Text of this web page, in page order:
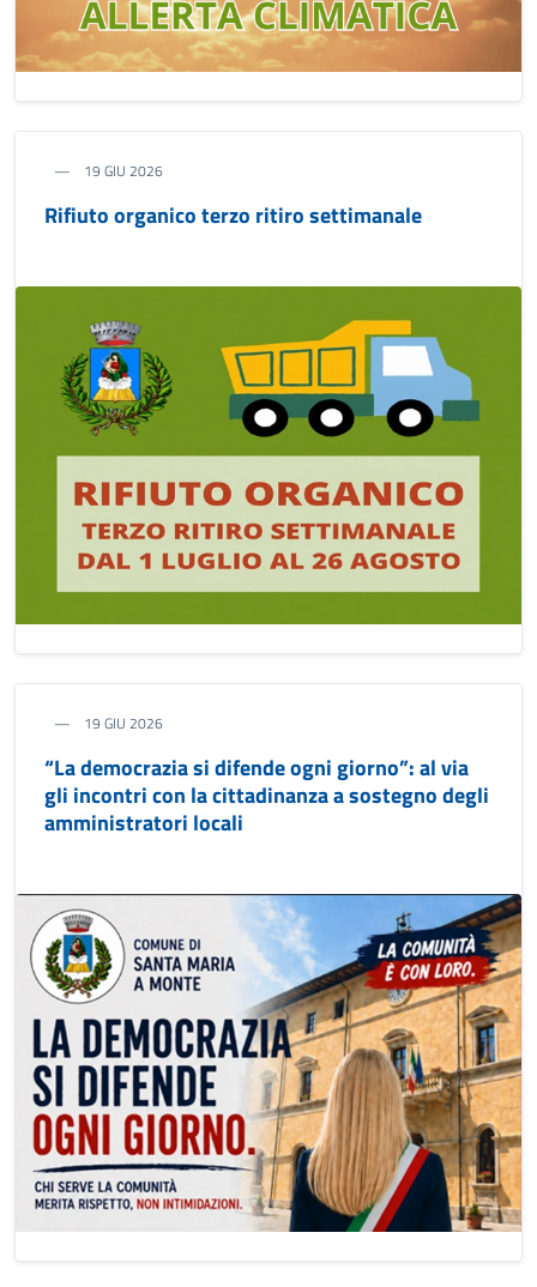
19 GIU 2026
Rifiuto organico terzo ritiro settimanale
19 GIU 2026
“La democrazia si difende ogni giorno”: al via
gli incontri con la cittadinanza a sostegno degli
amministratori locali